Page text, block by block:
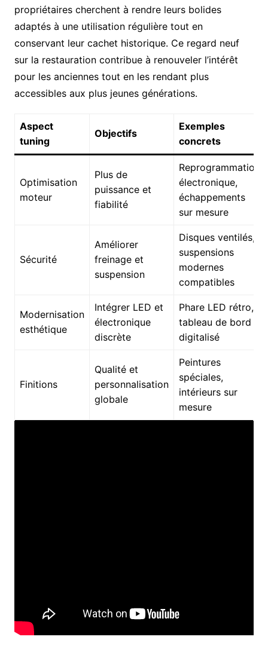
propriétaires cherchent à rendre leurs bolides
adaptés à une utilisation régulière tout en
conservant leur cachet historique. Ce regard neuf
sur la restauration contribue à renouveler l’intérêt
pour les anciennes tout en les rendant plus
accessibles aux plus jeunes générations.
Aspect
tuning
Objectifs
Exemples
concrets
Optimisation
moteur
Plus de
puissance et
fiabilité
Reprogrammation
électronique,
échappements
sur mesure
Sécurité
Améliorer
freinage et
suspension
Disques ventilés,
suspensions
modernes
compatibles
Modernisation
esthétique
Intégrer LED et
électronique
discrète
Phare LED rétro,
tableau de bord
digitalisé
Finitions
Qualité et
personnalisation
globale
Peintures
spéciales,
intérieurs sur
mesure